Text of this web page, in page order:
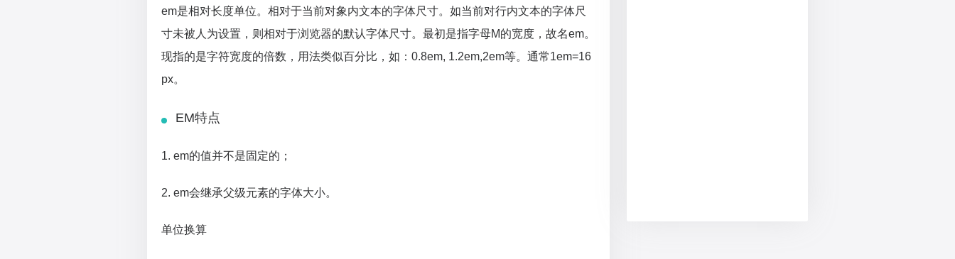
em是相对长度单位。相对于当前对象内文本的字体尺寸。如当前对行内文本的字体尺
寸未被人为设置，则相对于浏览器的默认字体尺寸。最初是指字母M的宽度，故名em。
现指的是字符宽度的倍数，用法类似百分比，如：0.8em, 1.2em,2em等。通常1em=16
px。
EM特点
1. em的值并不是固定的；
2. em会继承父级元素的字体大小。
单位换算